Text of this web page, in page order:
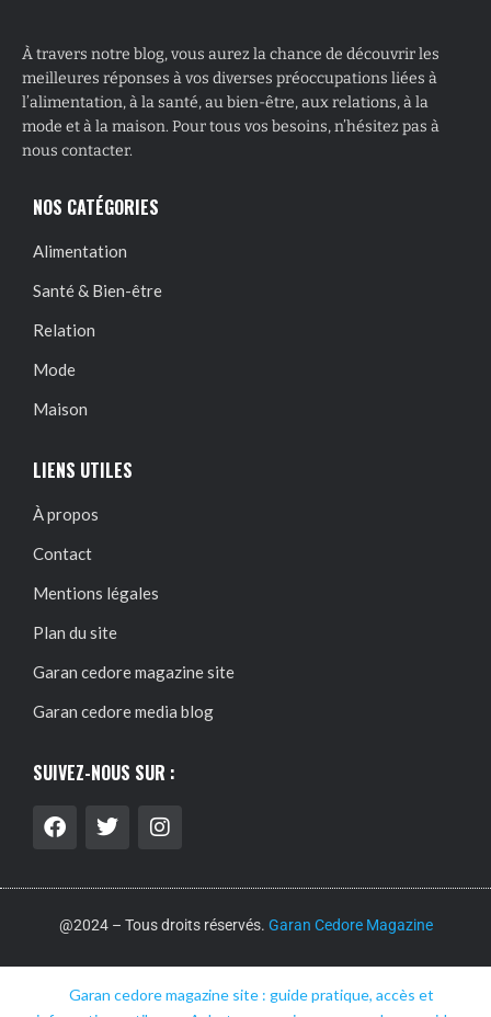
À travers notre blog, vous aurez la chance de découvrir les
meilleures réponses à vos diverses préoccupations liées à
l’alimentation, à la santé, au bien-être, aux relations, à la
mode et à la maison. Pour tous vos besoins, n’hésitez pas à
nous contacter.
NOS CATÉGORIES
Alimentation
Santé & Bien-être
Relation
Mode
Maison
LIENS UTILES
À propos
Contact
Mentions légales
Plan du site
Garan cedore magazine site
Garan cedore media blog
SUIVEZ-NOUS SUR :
@2024 – Tous droits réservés. Garan Cedore Magazine
Garan cedore magazine site : guide pratique, accès et